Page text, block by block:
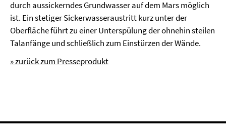
durch aussickerndes Grundwasser auf dem Mars möglich
ist. Ein stetiger Sickerwasseraustritt kurz unter der
Oberfläche führt zu einer Unterspülung der ohnehin steilen
Talanfänge und schließlich zum Einstürzen der Wände.
» zurück zum Presseprodukt